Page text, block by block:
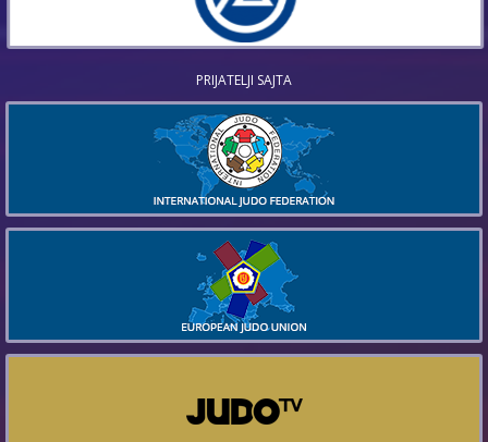
PRIJATELJI SAJTA